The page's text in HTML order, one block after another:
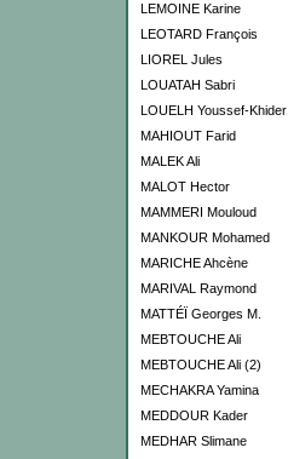
LEMOINE Karine
LEOTARD François
LIOREL Jules
LOUATAH Sabri
LOUELH Youssef-Khider
MAHIOUT Farid
MALEK Ali
MALOT Hector
MAMMERI Mouloud
MANKOUR Mohamed
MARICHE Ahcène
MARIVAL Raymond
MATTÉÏ Georges M.
MEBTOUCHE Ali
MEBTOUCHE Ali (2)
MECHAKRA Yamina
MEDDOUR Kader
MEDHAR Slimane